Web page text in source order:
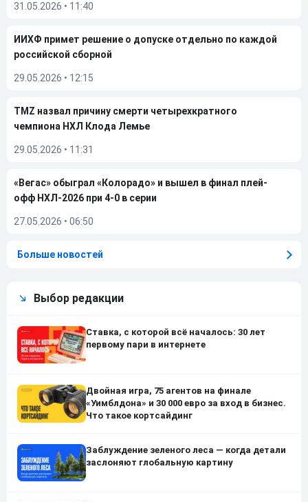
31.05.2026 • 11:40
ИИХФ примет решение о допуске отдельно по каждой
российской сборной
29.05.2026 • 12:15
TMZ назвал причину смерти четырехкратного
чемпиона НХЛ Клода Лемье
29.05.2026 • 11:31
«Вегас» обыграл «Колорадо» и вышел в финал плей-
офф НХЛ-2026 при 4-0 в серии
27.05.2026 • 06:50
Больше новостей
Выбор редакции
Ставка, с которой всё началось: 30 лет
первому пари в интернете
Двойная игра, 75 агентов на финале
«Уимблдона» и 30 000 евро за вход в бизнес.
Что такое кортсайдинг
Заблуждение зеленого леса — когда детали
заслоняют глобальную картину